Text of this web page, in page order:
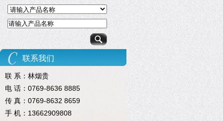
联系我们
联 系：林烟贵
电 话：0769-8636 8885
传 真：0769-8632 8659
手 机：13662909808